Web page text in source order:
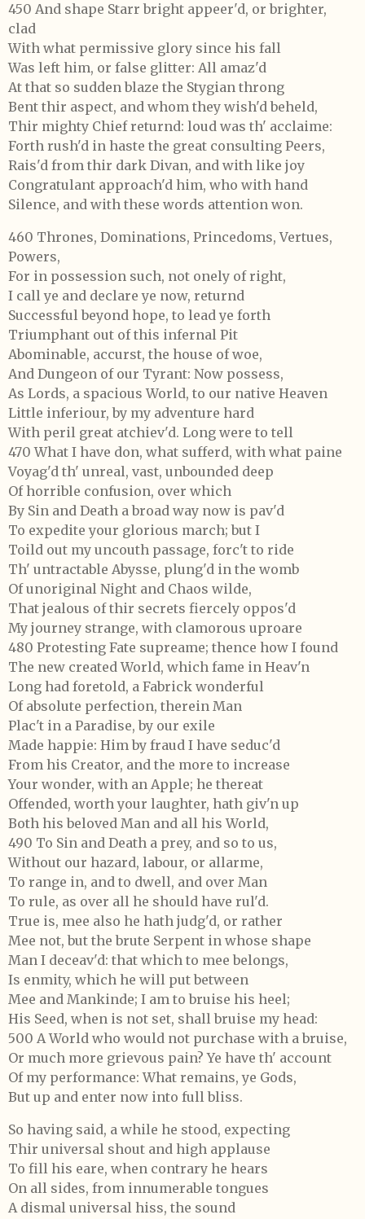
450 And shape Starr bright appeer'd, or brighter,
clad
With what permissive glory since his fall
Was left him, or false glitter: All amaz'd
At that so sudden blaze the Stygian throng
Bent thir aspect, and whom they wish'd beheld,
Thir mighty Chief returnd: loud was th' acclaime:
Forth rush'd in haste the great consulting Peers,
Rais'd from thir dark Divan, and with like joy
Congratulant approach'd him, who with hand
Silence, and with these words attention won.
460 Thrones, Dominations, Princedoms, Vertues,
Powers,
For in possession such, not onely of right,
I call ye and declare ye now, returnd
Successful beyond hope, to lead ye forth
Triumphant out of this infernal Pit
Abominable, accurst, the house of woe,
And Dungeon of our Tyrant: Now possess,
As Lords, a spacious World, to our native Heaven
Little inferiour, by my adventure hard
With peril great atchiev'd. Long were to tell
470 What I have don, what sufferd, with what paine
Voyag'd th' unreal, vast, unbounded deep
Of horrible confusion, over which
By Sin and Death a broad way now is pav'd
To expedite your glorious march; but I
Toild out my uncouth passage, forc't to ride
Th' untractable Abysse, plung'd in the womb
Of unoriginal Night and Chaos wilde,
That jealous of thir secrets fiercely oppos'd
My journey strange, with clamorous uproare
480 Protesting Fate supreame; thence how I found
The new created World, which fame in Heav'n
Long had foretold, a Fabrick wonderful
Of absolute perfection, therein Man
Plac't in a Paradise, by our exile
Made happie: Him by fraud I have seduc'd
From his Creator, and the more to increase
Your wonder, with an Apple; he thereat
Offended, worth your laughter, hath giv'n up
Both his beloved Man and all his World,
490 To Sin and Death a prey, and so to us,
Without our hazard, labour, or allarme,
To range in, and to dwell, and over Man
To rule, as over all he should have rul'd.
True is, mee also he hath judg'd, or rather
Mee not, but the brute Serpent in whose shape
Man I deceav'd: that which to mee belongs,
Is enmity, which he will put between
Mee and Mankinde; I am to bruise his heel;
His Seed, when is not set, shall bruise my head:
500 A World who would not purchase with a bruise,
Or much more grievous pain? Ye have th' account
Of my performance: What remains, ye Gods,
But up and enter now into full bliss.
So having said, a while he stood, expecting
Thir universal shout and high applause
To fill his eare, when contrary he hears
On all sides, from innumerable tongues
A dismal universal hiss, the sound